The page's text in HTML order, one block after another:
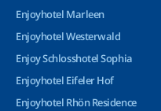
Enjoyhotel Marleen
Enjoyhotel Westerwald
Enjoy Schlosshotel Sophia
Enjoyhotel Eifeler Hof
Enjoyhotel Rhön Residence